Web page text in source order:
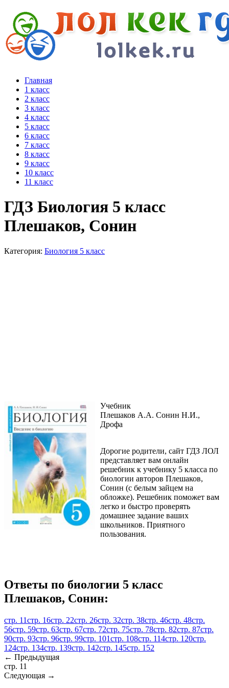
Главная
1 класс
2 класс
3 класс
4 класс
5 класс
6 класс
7 класс
8 класс
9 класс
10 класс
11 класс
ГДЗ Биология 5 класс
Плешаков, Сонин
Категория: Биология 5 класс
Учебник
Плешаков А.А. Сонин Н.И.,
Дрофа
Дорогие родители, сайт ГДЗ ЛОЛ
представляет вам онлайн
решебник к учебнику 5 класса по
биологии авторов Плешаков,
Сонин (с белым зайцем на
обложке). Решебник поможет вам
легко и быстро проверять
домашнее задание ваших
школьников. Приятного
пользования.
Ответы по биологии 5 класс
Плешаков, Сонин:
стр. 11стр. 16стр. 22стр. 26стр. 32стр. 38стр. 46стр. 48стр.
56стр. 59стр. 63стр. 67стр. 72стр. 75стр. 78стр. 82стр. 87стр.
90стр. 93стр. 96стр. 99стр. 101стр. 108стр. 114стр. 120стр.
124стр. 134стр. 139стр. 142стр. 145стр. 152
← Предыдущая
стр. 11
Следующая →